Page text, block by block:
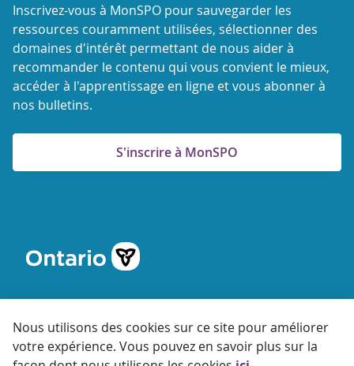
Nous utilisons des cookies sur ce site pour améliorer
votre expérience. Vous pouvez en savoir plus sur la
Inscrivez-vous à MonSPO pour sauvegarder les
ressources couramment utilisées, sélectionner des
domaines d'intérêt permettant de nous aider à
recommander le contenu qui vous convient le mieux,
accéder à l'apprentissage en ligne et vous abonner à
nos bulletins.
S'inscrire à MonSPO
© 2026 Agence ontarienne de protection et de promotion de